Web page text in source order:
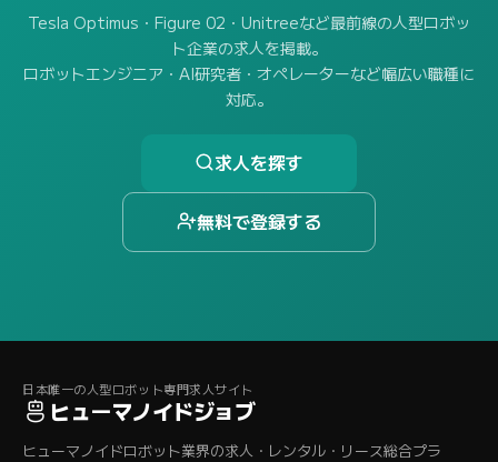
Tesla Optimus・Figure 02・Unitreeなど最前線の人型ロボッ
ト企業の求人を掲載。
ロボットエンジニア・AI研究者・オペレーターなど幅広い職種に
対応。
求人を探す
無料で登録する
日本唯一の人型ロボット専門求人サイト
ヒューマノイドジョブ
ヒューマノイドロボット業界の求人・レンタル・リース総合プラ